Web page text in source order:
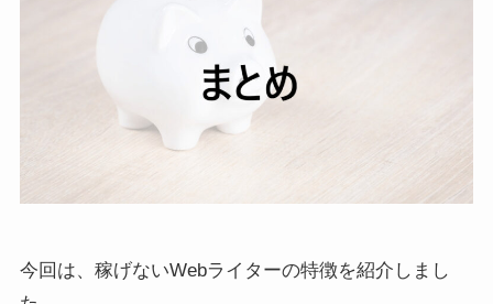
今回は、稼げないWebライターの特徴を紹介しまし